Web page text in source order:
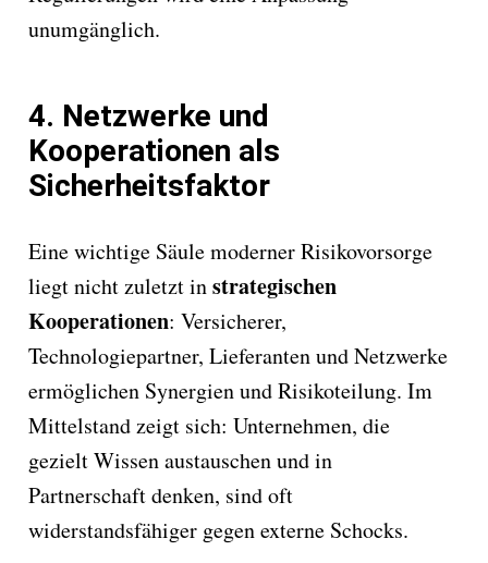
unumgänglich.
4. Netzwerke und
Kooperationen als
Sicherheitsfaktor
Eine wichtige Säule moderner Risikovorsorge
liegt nicht zuletzt instrategischen
Kooperationen: Versicherer,
Technologiepartner, Lieferanten und Netzwerke
ermöglichen Synergien und Risikoteilung. Im
Mittelstand zeigt sich: Unternehmen, die
gezielt Wissen austauschen und in
Partnerschaft denken, sind oft
widerstandsfähiger gegen externe Schocks.